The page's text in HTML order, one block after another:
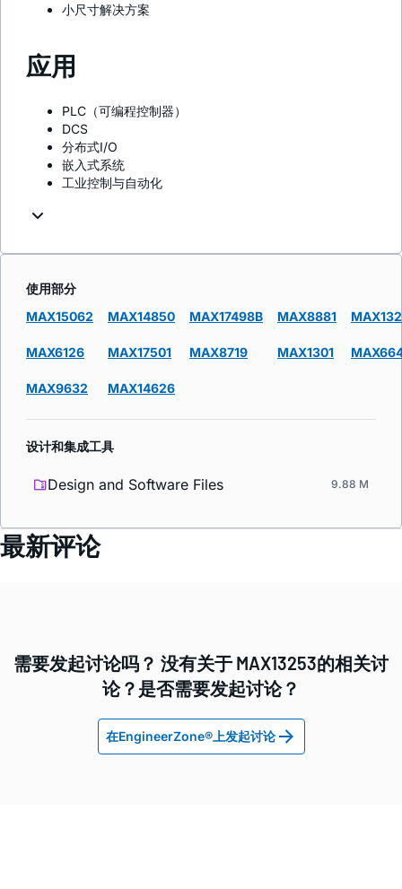
小尺寸解决方案
应用
PLC（可编程控制器）
DCS
分布式I/O
嵌入式系统
工业控制与自动化
使用部分
MAX15062
MAX14850 MAX17498B MAX8881
MAX6126 MAX17501 MAX8719 MAX1301
MAX9632 MAX14626
设计和集成工具
Design and Software Files 9.88 M
最新评论
需要发起讨论吗？ 没有关于 MAX13253的相关讨
论？是否需要发起讨论？
在EngineerZone®上发起讨论